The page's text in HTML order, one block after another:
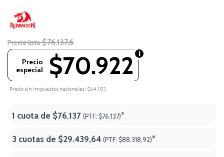
Precio lista $76.137,6
$70.922
Precio
especial
Precio sin impuestos nacionales: $64.183
1 cuota de $76.137 (PTF: $76.137)*
3 cuotas de $29.439,64 (PTF: $88.318,92)*